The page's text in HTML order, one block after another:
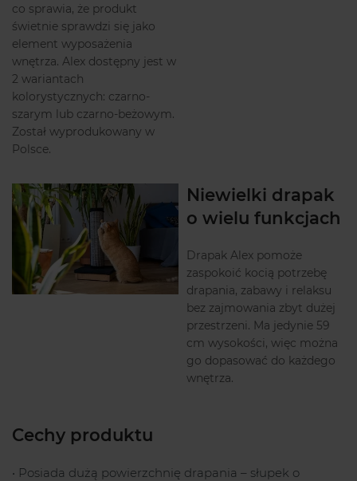
co sprawia, że produkt
świetnie sprawdzi się jako
element wyposażenia
wnętrza. Alex dostępny jest w
2 wariantach
kolorystycznych: czarno-
szarym lub czarno-beżowym.
Został wyprodukowany w
Polsce.
Niewielki drapak
o wielu funkcjach
Drapak Alex pomoże
zaspokoić kocią potrzebę
drapania, zabawy i relaksu
bez zajmowania zbyt dużej
przestrzeni. Ma jedynie 59
cm wysokości, więc można
go dopasować do każdego
wnętrza.
Cechy produktu
• Posiada dużą powierzchnię drapania – słupek o